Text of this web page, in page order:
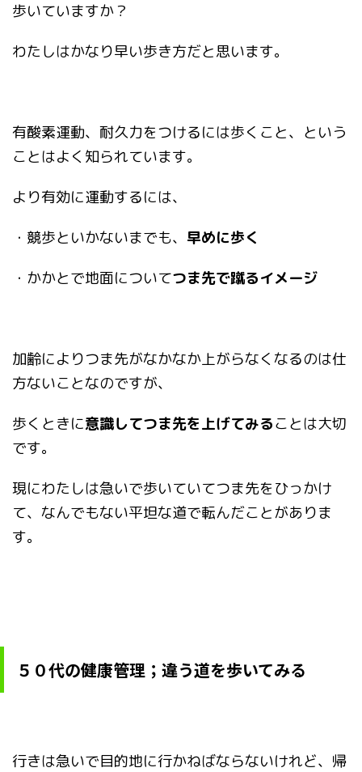
歩いていますか？
わたしはかなり早い歩き方だと思います。
有酸素運動、耐久力をつけるには歩くこと、という
ことはよく知られています。
より有効に運動するには、
・競歩といかないまでも、 早めに歩く
・かかとで地面についてつま先で蹴るイメージ
加齢によりつま先がなかなか上がらなくなるのは仕
方ないことなのですが、
歩くときに意識してつま先を上げてみることは大切
です。
現にわたしは急いで歩いていてつま先をひっかけ
て、なんでもない平坦な道で転んだことがありま
す。
５０代の健康管理；違う道を歩いてみる
行きは急いで目的地に行かねばならないけれど、帰